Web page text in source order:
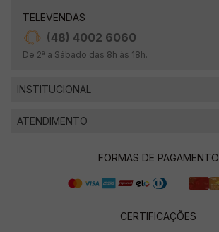
TELEVENDAS
(48) 4002 6060
De 2ª a Sábado das 8h às 18h.
INSTITUCIONAL
ATENDIMENTO
FORMAS DE PAGAMENTO
CERTIFICAÇÕES